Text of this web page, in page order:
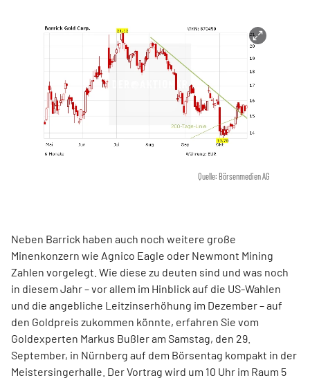
Quelle: Börsenmedien AG
Neben Barrick haben auch noch weitere große
Minenkonzern wie Agnico Eagle oder Newmont Mining
Zahlen vorgelegt. Wie diese zu deuten sind und was noch
in diesem Jahr – vor allem im Hinblick auf die US-Wahlen
und die angebliche Leitzinserhöhung im Dezember – auf
den Goldpreis zukommen könnte, erfahren Sie vom
Goldexperten Markus Bußler am Samstag, den 29.
September, in Nürnberg auf dem Börsentag kompakt in der
Meistersingerhalle. Der Vortrag wird um 10 Uhr im Raum 5